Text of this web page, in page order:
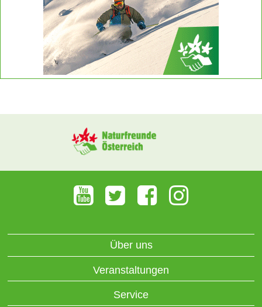
Über uns
Veranstaltungen
Service